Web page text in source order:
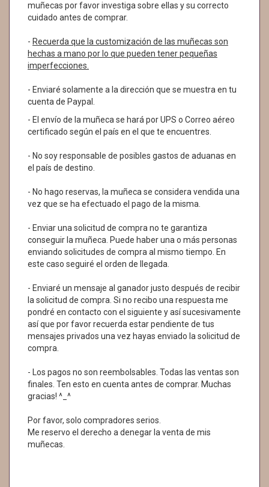
muñecas por favor investiga sobre ellas y su correcto
cuidado antes de comprar.
- Recuerda que la customización de las muñecas son
hechas a mano por lo que pueden tener pequeñas
imperfecciones.
- Enviaré solamente a la dirección que se muestra en tu
cuenta de Paypal.
- El envío de la muñeca se hará por UPS o Correo aéreo
certificado según el país en el que te encuentres.
- No soy responsable de posibles gastos de aduanas en
el país de destino.
- No hago reservas, la muñeca se considera vendida una
vez que se ha efectuado el pago de la misma.
- Enviar una solicitud de compra no te garantiza
conseguir la muñeca. Puede haber una o más personas
enviando solicitudes de compra al mismo tiempo. En
este caso seguiré el orden de llegada.
- Enviaré un mensaje al ganador justo después de recibir
la solicitud de compra. Si no recibo una respuesta me
pondré en contacto con el siguiente y así sucesivamente
así que por favor recuerda estar pendiente de tus
mensajes privados una vez hayas enviado la solicitud de
compra.
- Los pagos no son reembolsables. Todas las ventas son
finales. Ten esto en cuenta antes de comprar. Muchas
gracias! ^_^
Por favor, solo compradores serios.
Me reservo el derecho a denegar la venta de mis
muñecas.